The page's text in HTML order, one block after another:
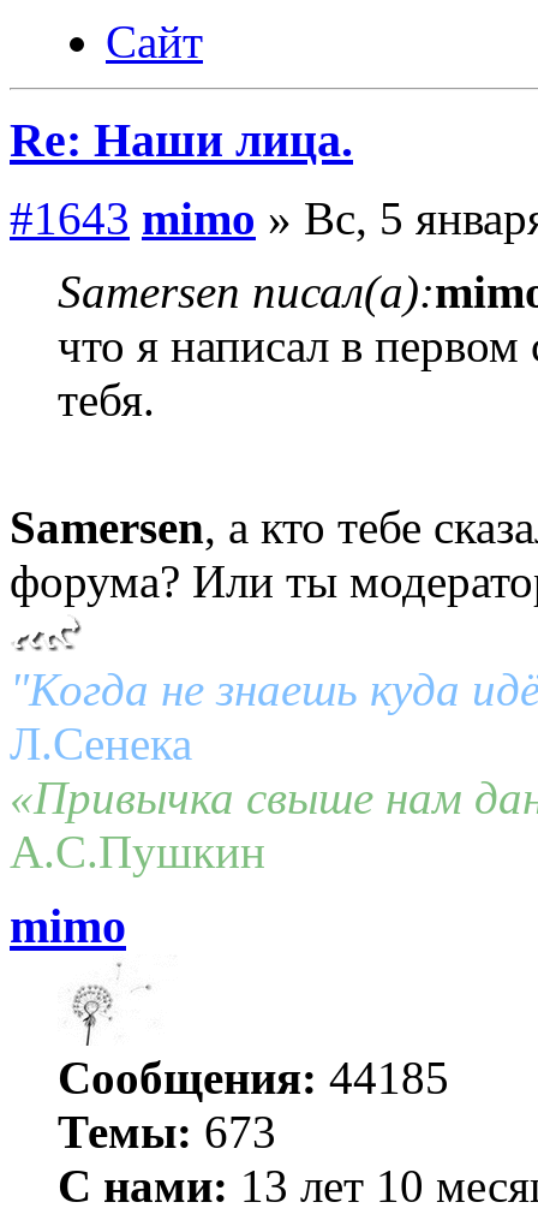
Сайт
Re: Наши лица.
#1643 mimo » Вс, 5
Samersen писал(а):
что я написал в
тебя.
Samersen, а кто тебе
форума? Или ты
"Когда не знаешь куда
Л.Сенека
«Привычка свыше нам
А.С.Пушкин
mimo
Сообщения: 44185
Темы: 673
С нами: 13 лет 10